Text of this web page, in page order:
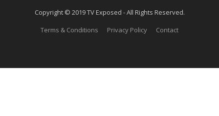
Copyright © 2019 TV Exposed - All Rights Reserved.
Terms & Conditions
Privacy Policy Contact